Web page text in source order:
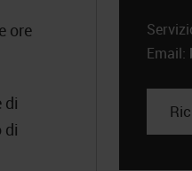
ore
di
di
Email: